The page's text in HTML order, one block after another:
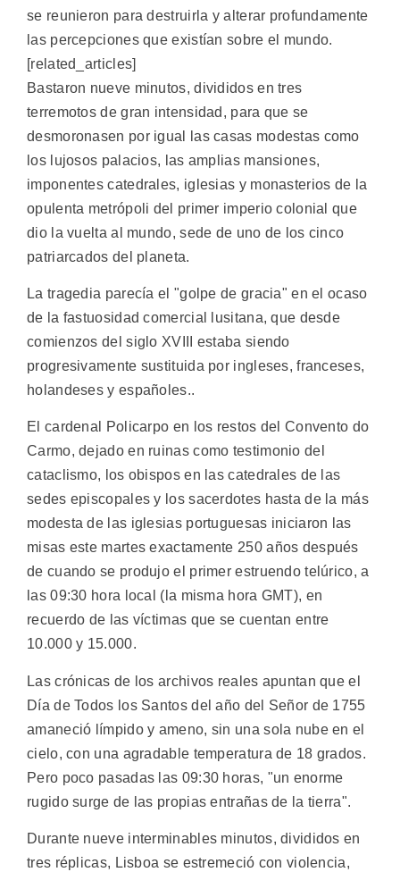
se reunieron para destruirla y alterar profundamente
las percepciones que existían sobre el mundo.
[related_articles]
Bastaron nueve minutos, divididos en tres
terremotos de gran intensidad, para que se
desmoronasen por igual las casas modestas como
los lujosos palacios, las amplias mansiones,
imponentes catedrales, iglesias y monasterios de la
opulenta metrópoli del primer imperio colonial que
dio la vuelta al mundo, sede de uno de los cinco
patriarcados del planeta.
La tragedia parecía el "golpe de gracia" en el ocaso
de la fastuosidad comercial lusitana, que desde
comienzos del siglo XVIII estaba siendo
progresivamente sustituida por ingleses, franceses,
holandeses y españoles..
El cardenal Policarpo en los restos del Convento do
Carmo, dejado en ruinas como testimonio del
cataclismo, los obispos en las catedrales de las
sedes episcopales y los sacerdotes hasta de la más
modesta de las iglesias portuguesas iniciaron las
misas este martes exactamente 250 años después
de cuando se produjo el primer estruendo telúrico, a
las 09:30 hora local (la misma hora GMT), en
recuerdo de las víctimas que se cuentan entre
10.000 y 15.000.
Las crónicas de los archivos reales apuntan que el
Día de Todos los Santos del año del Señor de 1755
amaneció límpido y ameno, sin una sola nube en el
cielo, con una agradable temperatura de 18 grados.
Pero poco pasadas las 09:30 horas, "un enorme
rugido surge de las propias entrañas de la tierra".
Durante nueve interminables minutos, divididos en
tres réplicas, Lisboa se estremeció con violencia,